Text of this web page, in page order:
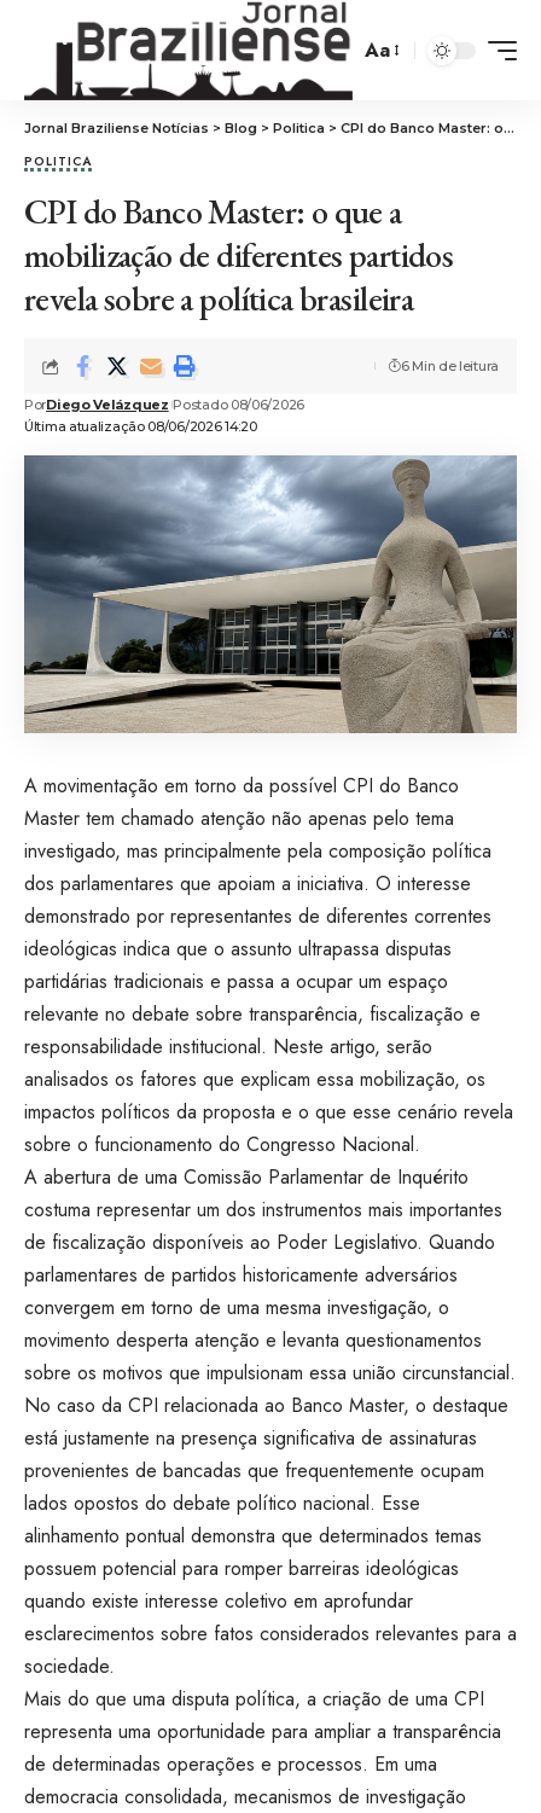
Aa
Jornal Braziliense Notícias > Blog > Politica > CPI do Banco Master: o que a mobilização de diferentes partidos revela sobre a política brasileira
POLITICA
CPI do Banco Master: o que a
mobilização de diferentes partidos
revela sobre a política brasileira
Última atualização 08/06/2026 14:20
PorDiego Velázquez Postado 08/06/2026
6 Min de leitura
A movimentação em torno da possível CPI do Banco
Master tem chamado atenção não apenas pelo tema
investigado, mas principalmente pela composição política
dos parlamentares que apoiam a iniciativa. O interesse
demonstrado por representantes de diferentes correntes
ideológicas indica que o assunto ultrapassa disputas
partidárias tradicionais e passa a ocupar um espaço
relevante no debate sobre transparência, fiscalização e
responsabilidade institucional. Neste artigo, serão
analisados os fatores que explicam essa mobilização, os
impactos políticos da proposta e o que esse cenário revela
sobre o funcionamento do Congresso Nacional.
A abertura de uma Comissão Parlamentar de Inquérito
costuma representar um dos instrumentos mais importantes
de fiscalização disponíveis ao Poder Legislativo. Quando
parlamentares de partidos historicamente adversários
convergem em torno de uma mesma investigação, o
movimento desperta atenção e levanta questionamentos
sobre os motivos que impulsionam essa união circunstancial.
No caso da CPI relacionada ao Banco Master, o destaque
está justamente na presença significativa de assinaturas
provenientes de bancadas que frequentemente ocupam
lados opostos do debate político nacional. Esse
alinhamento pontual demonstra que determinados temas
possuem potencial para romper barreiras ideológicas
quando existe interesse coletivo em aprofundar
esclarecimentos sobre fatos considerados relevantes para a
sociedade.
Mais do que uma disputa política, a criação de uma CPI
representa uma oportunidade para ampliar a transparência
de determinadas operações e processos. Em uma
democracia consolidada, mecanismos de investigação